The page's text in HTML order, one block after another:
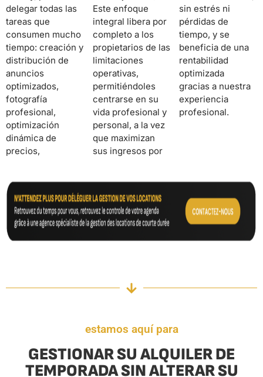
delegar todas las
tareas que
consumen mucho
tiempo: creación y
distribución de
anuncios
optimizados,
fotografía
profesional,
optimización
dinámica de
precios,
Este enfoque
integral libera por
completo a los
propietarios de las
limitaciones
operativas,
permitiéndoles
centrarse en su
vida profesional y
personal, a la vez
que maximizan
sus ingresos por
sin estrés ni
pérdidas de
tiempo, y se
beneficia de una
rentabilidad
optimizada
gracias a nuestra
experiencia
profesional.
estamos aquí para
GESTIONAR SU ALQUILER DE
TEMPORADA SIN ALTERAR SU